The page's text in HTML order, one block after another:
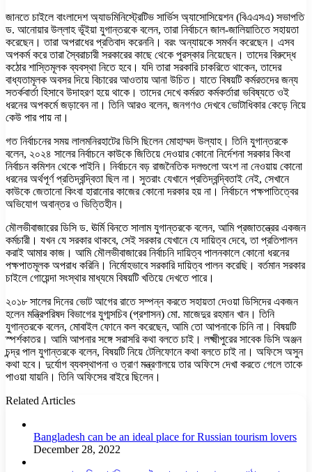
জানতে চাইলে বাংলাদেশ অ্যাডমিনিস্ট্রেটিভ সার্ভিস অ্যাসোসিয়েশন (বিএএসএ) সভাপতি
ড. আনোয়ার উল্লাহ ভূঁইয়া যুগান্তরকে বলেন, তারা নির্বাচনে জাল-জালিয়াতিতে সহায়তা
করেছেন। তারা অপরাধের প্রতিবাদ করেননি। বরং অন্যায়কে সমর্থন করেছেন। এসব
অপকর্ম করে তারা স্বৈরাচারী সরকারের কাছে থেকে পুরস্কার নিয়েছেন। তাদের বিরুদ্ধে
কঠোর শাস্তিমূলক ব্যবস্থা নিতে হবে। যদি তারা সরকারি চাকরিতে থাকেন, তাদের
বাধ্যতামূলক অবসর দিয়ে বিচারের আওতায় আনা উচিত। যাতে বিষয়টি কর্মরতদের জন্য
সতর্কবার্তা হিসাবে উদাহরণ হয়ে থাকে। তাদের দেখে কর্মরত কর্মকর্তারা ভবিষ্যতে ওই
ধরনের অপকর্মে জড়াবেন না। তিনি আরও বলেন, জনগণও দেখবে ভোটাধিকার কেড়ে নিয়ে
কেউ পার পায় না।
গত নির্বাচনের সময় লালমনিরহাটের ডিসি ছিলেন মোহাম্মদ উল্যাহ। তিনি যুগান্তরকে
বলেন, ২০২৪ সালের নির্বাচনে কাউকে জিতিয়ে দেওয়ার কোনো নির্দেশনা সরকার কিংবা
নির্বাচন কমিশন থেকে পাইনি। নির্বাচনে বড় রাজনৈতিক দলগুলো অংশ না নেওয়ায় কোনো
ধরনের অর্থপূর্ণ প্রতিদ্বন্দ্বিতা ছিল না। সুতরাং যেখানে প্রতিদ্বন্দ্বিতাই নেই, সেখানে
কাউকে জেতানো কিংবা হারানোর কাজের কোনো দরকার হয় না। নির্বাচনে পক্ষপাতিত্বের
অভিযোগ অবান্তর ও ভিত্তিহীন।
মৌলভীবাজারের ডিসি ড. ঊর্মি বিনতে সালাম যুগান্তরকে বলেন, আমি প্রজাতন্ত্রের একজন
কর্মচারী। যখন যে সরকার থাকবে, সেই সরকার যেখানে যে দায়িত্ব দেবে, তা প্রতিপালন
করাই আমার কাজ। আমি মৌলভীবাজারের নির্বাচনি দায়িত্ব পালনকালে কোনো ধরনের
পক্ষপাতমূলক অপরাধ করিনি। নির্মোহভাবে সরকারি দায়িত্ব পালন করেছি। বর্তমান সরকার
চাইলে গোয়েন্দা সংস্থার মাধ্যমে বিষয়টি খতিয়ে দেখতে পারে।
২০১৮ সালের দিনের ভোট আগের রাতে সম্পন্ন করতে সহায়তা দেওয়া ডিসিদের একজন
হলেন মন্ত্রিপরিষদ বিভাগের যুগ্মসচিব (প্রশাসন) মো. মাজেদুর রহমান খান। তিনি
যুগান্তরকে বলেন, মোবাইল ফোনে কল করেছেন, আমি তো আপনাকে চিনি না। বিষয়টি
স্পর্শকাতর। আমি আপনার সঙ্গে সরাসরি কথা বলতে চাই। লক্ষ্মীপুরের সাবেক ডিসি অঞ্জন
চন্দ্র পাল যুগান্তরকে বলেন, বিষয়টি নিয়ে টেলিফোনে কথা বলতে চাই না। অফিসে অসুন
কথা হবে। দুর্যোগ ব্যবস্থাপনা ও ত্রাণ মন্ত্রণালয়ে তার অফিসে দেখা করতে গেলে তাকে
পাওয়া যায়নি। তিনি অফিসের বাইরে ছিলেন।
Related Articles
Bangladesh can be an ideal place for Russian tourism lovers
December 28, 2022